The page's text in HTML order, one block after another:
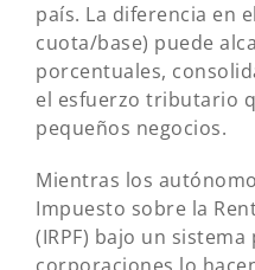
país. La diferencia en
cuota/base) puede
porcentuales,
el esfuerzo tributario
pequeños negocios.
Mientras los
Impuesto sobre la
(IRPF) bajo un